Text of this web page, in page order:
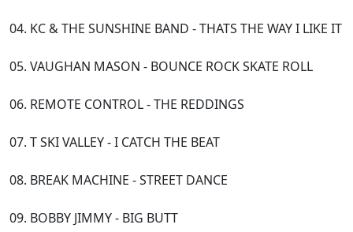
04. KC & THE SUNSHINE BAND - THATS THE WAY I LIKE IT
05. VAUGHAN MASON - BOUNCE ROCK SKATE ROLL
06. REMOTE CONTROL - THE REDDINGS
07. T SKI VALLEY - I CATCH THE BEAT
08. BREAK MACHINE - STREET DANCE
09. BOBBY JIMMY - BIG BUTT